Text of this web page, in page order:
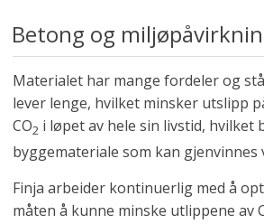
Betong og
Materialet har mange fordeler og
lever lenge, hvilket minsker utslipp
CO2 i løpet av hele sin livstid,
byggemateriale som kan
Finja arbeider kontinuerlig med å
måten å kunne minske utlippene av